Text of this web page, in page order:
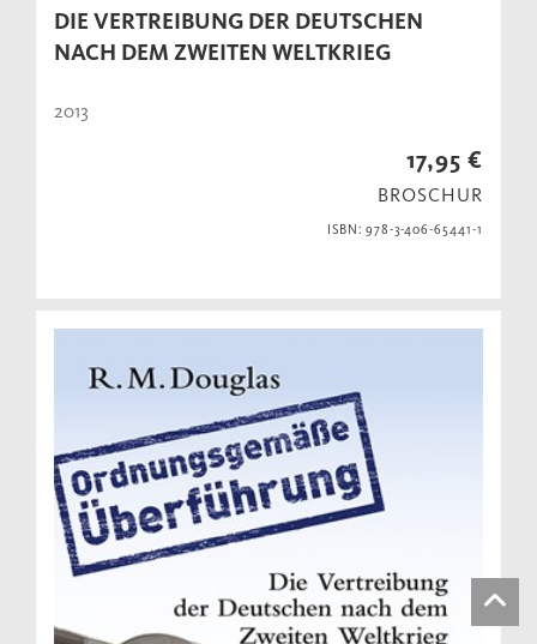
DIE VERTREIBUNG DER DEUTSCHEN
NACH DEM ZWEITEN WELTKRIEG
2013
17,95 €
BROSCHUR
ISBN: 978-3-406-65441-1